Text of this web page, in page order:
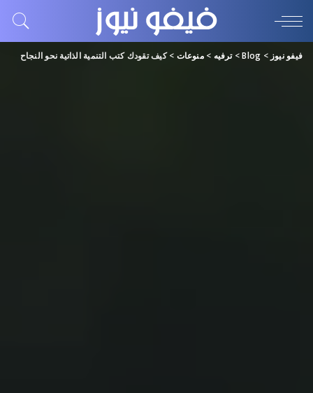
فيفو نيوز >
Blog
>ترفيه >منوعات >كيف تقودك كتب التنمية الذاتية نحو النجاح